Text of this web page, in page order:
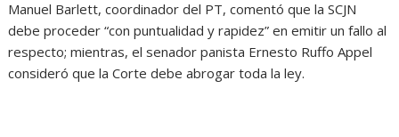
Manuel Barlett, coordinador del PT, comentó que la SCJN
debe proceder “con puntualidad y rapidez” en emitir un fallo al
respecto; mientras, el senador panista Ernesto Ruffo Appel
consideró que la Corte debe abrogar toda la ley.